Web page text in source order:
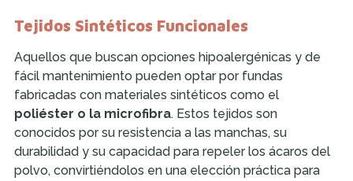
Tejidos Sintéticos Funcionales
Aquellos que buscan opciones hipoalergénicas y de
fácil mantenimiento pueden optar por fundas
fabricadas con materiales sintéticos como el
poliéster o la microfibra. Estos tejidos son
conocidos por su resistencia a las manchas, su
durabilidad y su capacidad para repeler los ácaros del
polvo, convirtiéndolos en una elección práctica para